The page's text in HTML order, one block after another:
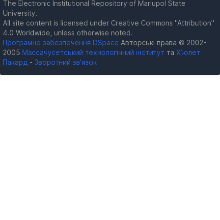
The Electronic Institutional Repository of Mariupol State
University.
All site content is licensed under Creative Commons "Attribution"
4.0 Worldwide, unless otherwise noted.
Програмне забезпечення DSpace Авторські права © 2002-
2005 Массачусетський технологічний інститут та Х’юлет
Пакард - Зворотний зв’язок